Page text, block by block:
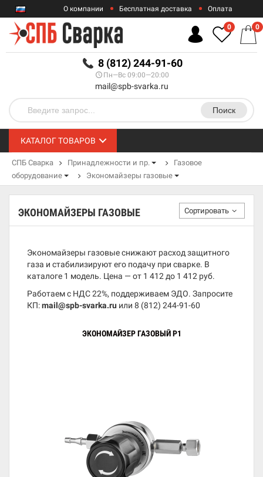
RUB
О компании Бесплатная доставка Оплата
Гарантии
8 (812) 244-91-60
Пн—Вс 09:00—20:00
mail@spb-svarka.ru
Поиск
0 0
КАТАЛОГ ТОВАРОВ
СПБ Сварка Принадлежности и пр.
Газовое
оборудование
Экономайзеры газовые
ЭКОНОМАЙЗЕРЫ ГАЗОВЫЕ Сортировать
Экономайзеры газовые снижают расход защитного
газа и стабилизируют его подачу при сварке. В
каталоге 1 модель. Цена — от 1 412 до 1 412 руб.
Работаем с НДС 22%, поддерживаем ЭДО. Запросите
КП:mail@spb-svarka.ru или 8 (812) 244-91-60
ЭКОНОМАЙЗЕР ГАЗОВЫЙ Р1